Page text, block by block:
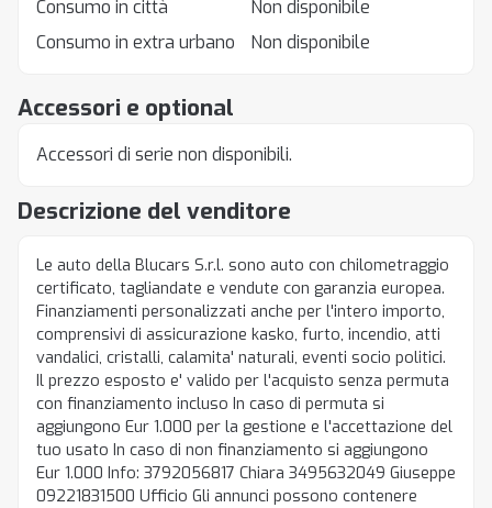
Descrizione del venditore
Le auto della Blucars S.r.l. sono auto con chilometraggio
certificato, tagliandate e vendute con garanzia europea.
Finanziamenti personalizzati anche per l'intero importo,
comprensivi di assicurazione kasko, furto, incendio, atti
vandalici, cristalli, calamita' naturali, eventi socio politici.
Il prezzo esposto e' valido per l'acquisto senza permuta
con finanziamento incluso In caso di permuta si
aggiungono Eur 1.000 per la gestione e l'accettazione del
tuo usato In caso di non finanziamento si aggiungono
Eur 1.000 Info: 3792056817 Chiara 3495632049 Giuseppe
09221831500 Ufficio Gli annunci possono contenere
Accessori e optional
Accessori di serie non disponibili.
Consumo in città
Non disponibile
Consumo in extra urbano
Non disponibile